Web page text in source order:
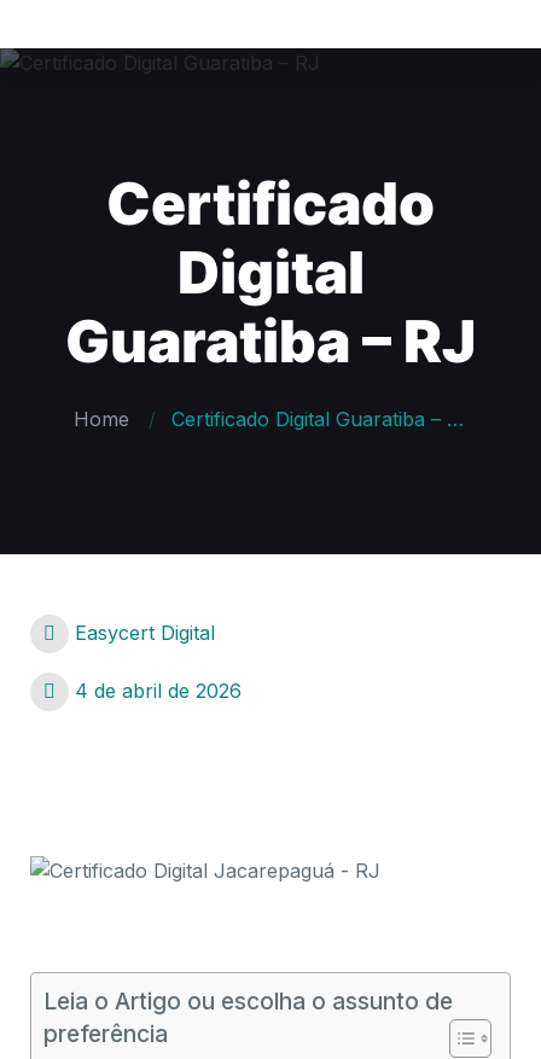
Certificado
Digital
Guaratiba – RJ
Home Certificado Digital Guaratiba – RJ
Easycert Digital
4 de abril de 2026
Leia o Artigo ou escolha o assunto de
preferência